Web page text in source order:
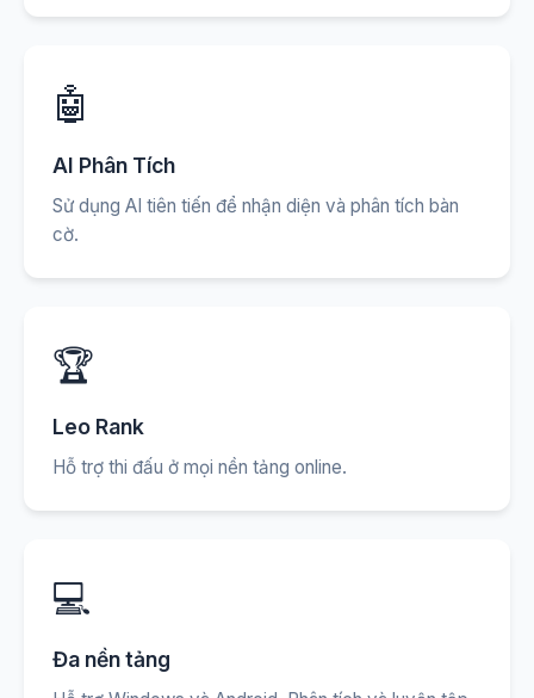
🤖
AI Phân Tích
Sử dụng AI tiên tiến để nhận diện và phân tích bàn
cờ.
🏆
Leo Rank
Hỗ trợ thi đấu ở mọi nền tảng online.
💻
Đa nền tảng